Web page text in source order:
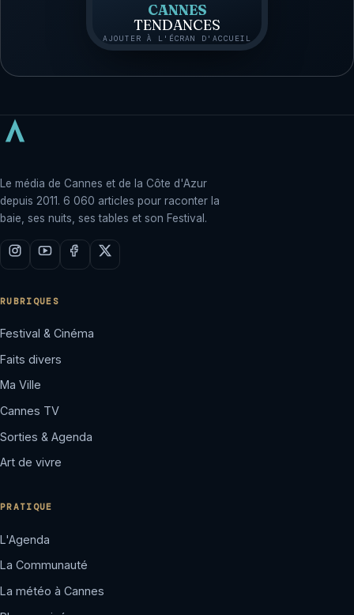
CANNES
TENDANCES
AJOUTER À L'ÉCRAN D'ACCUEIL
Le média de Cannes et de la Côte d'Azur
depuis 2011. 6 060 articles pour raconter la
baie, ses nuits, ses tables et son Festival.
RUBRIQUES
Festival & Cinéma
Faits divers
Ma Ville
Cannes TV
Sorties & Agenda
Art de vivre
PRATIQUE
L'Agenda
La Communauté
La météo à Cannes